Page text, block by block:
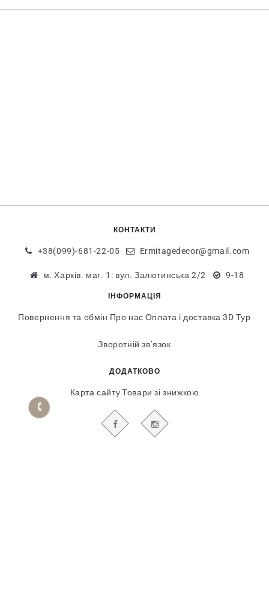
КОНТАКТИ
+38(099)-681-22-05 Ermitagedecor@gmail.com
м. Харків. маг. 1: вул. Залютинська 2/2 9-18
ІНФОРМАЦІЯ
Повернення та обмін Про нас Оплата і доставка 3D Тур
Зворотній зв’язок
ДОДАТКОВО
Карта сайту Товари зі знижкою